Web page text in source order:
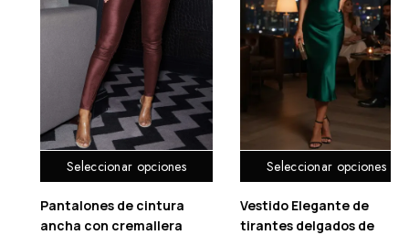
Seleccionar opciones
Vestido Elegante de
tirantes delgados de
Seleccionar opciones
Vestido lápiz de manga
gigot con malla fina